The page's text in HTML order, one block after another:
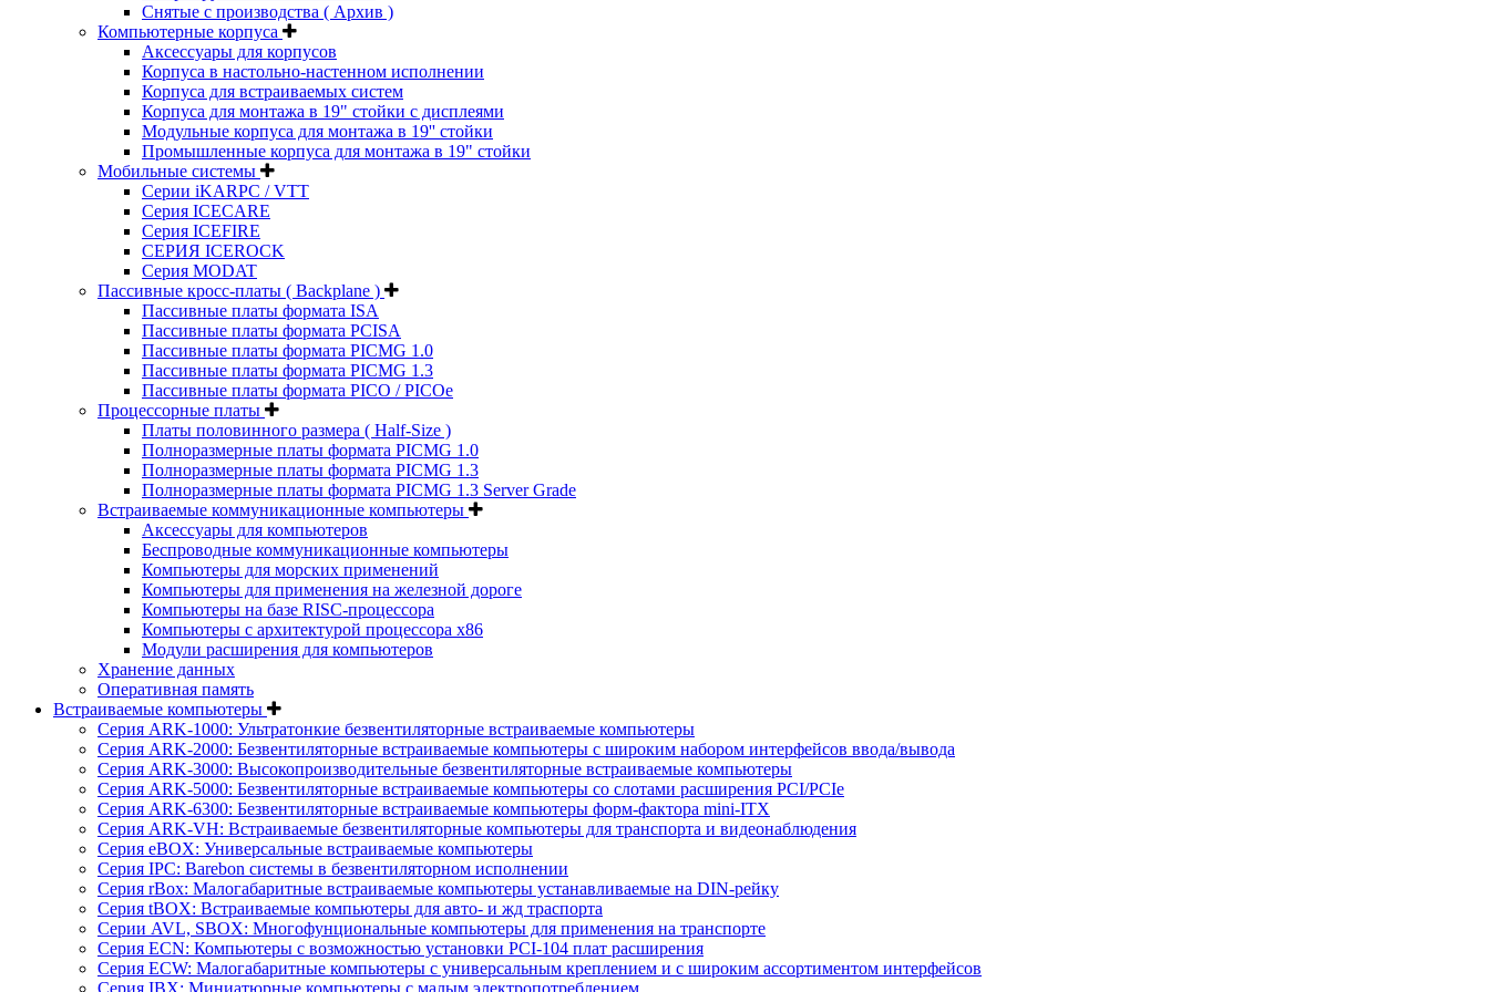
Снятые с производства ( Архив )
Компьютерные корпуса
Аксессуары для корпусов
Корпуса в настольно-настенном исполнении
Корпуса для встраиваемых систем
Корпуса для монтажа в 19" стойки с дисплеями
Модульные корпуса для монтажа в 19'' стойки
Промышленные корпуса для монтажа в 19" стойки
Мобильные системы
Серии iKARPC / VTT
Серия ICECARE
Серия ICEFIRE
СЕРИЯ ICEROCK
Серия MODAT
Пассивные кросс-платы ( Backplane )
Пассивные платы формата ISA
Пассивные платы формата PCISA
Пассивные платы формата PICMG 1.0
Пассивные платы формата PICMG 1.3
Пассивные платы формата PICO / PICOe
Процессорные платы
Платы половинного размера ( Half-Size )
Полноразмерные платы формата PICMG 1.0
Полноразмерные платы формата PICMG 1.3
Полноразмерные платы формата PICMG 1.3 Server Grade
Встраиваемые коммуникационные компьютеры
Аксессуары для компьютеров
Беспроводные коммуникационные компьютеры
Компьютеры для морских применений
Компьютеры для применения на железной дороге
Компьютеры на базе RISC-процессора
Компьютеры с архитектурой процессора x86
Модули расширения для компьютеров
Хранение данных
Оперативная память
Встраиваемые компьютеры
Серия ARK-1000: Ультратонкие безвентиляторные встраиваемые компьютеры
Серия ARK-2000: Безвентиляторные встраиваемые компьютеры с широким набором интерфейсов ввода/вывода
Серия ARK-3000: Высокопроизводительные безвентиляторные встраиваемые компьютеры
Серия ARK-5000: Безвентиляторные встраиваемые компьютеры со слотами расширения PCI/PCIe
Серия ARK-6300: Безвентиляторные встраиваемые компьютеры форм-фактора mini-ITX
Серия ARK-VH: Встраиваемые безвентиляторные компьютеры для транспорта и видеонаблюдения
Серия eBOX: Универсальные встраиваемые компьютеры
Серия IPC: Barebon системы в безвентиляторном исполнении
Серия rBox: Малогабаритные встраиваемые компьютеры устанавливаемые на DIN-рейку
Серия tBOX: Встраиваемые компьютеры для авто- и жд траспорта
Серии AVL, SBOX: Многофунциональные компьютеры для применения на транспорте
Серия ECN: Компьютеры с возможностью установки PCI-104 плат расширения
Серия ECW: Малогабаритные компьютеры с универсальным креплением и с широким ассортиментом интерфейсов
Серия IBX: Миниатюрные компьютеры с малым электропотреблением